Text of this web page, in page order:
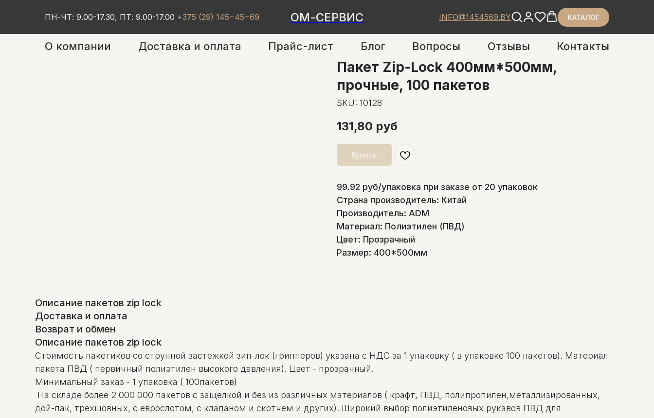
ПН-ЧТ: 9.00-17.30, ПТ: 9.00-17.00 +375 (29) 145−45−69 ОМ-СЕРВИС INFO@1454569.BY КАТАЛОГ
О компании Доставка и оплата Прайс-лист Блог Вопросы Отзывы Контакты
Пакет Zip-Lock 400мм*500мм,
прочные, 100 пакетов
SKU: 10128
131,80 руб
Купить
99.92 руб/упаковка при заказе от 20 упаковок
Страна производитель: Китай
Производитель: ADM
Материал: Полиэтилен (ПВД)
Цвет: Прозрачный
Размер: 400*500мм
Описание пакетов zip lock
Доставка и оплата
Возврат и обмен
Описание пакетов zip lock
Стоимость пакетиков со струнной застежкой зип-лок (грипперов) указана с НДС за 1 упаковку ( в упаковке 100 пакетов). Материал
пакета ПВД ( первичный полиэтилен высокого давления). Цвет - прозрачный.
Минимальный заказ - 1 упаковка ( 100пакетов)
На складе более 2 000 000 пакетов с защелкой и без из различных материалов ( крафт, ПВД, полипропилен,металлизированных,
дой-пак, трехшовных, с еврослотом, с клапаном и скотчем и других). Широкий выбор полиэтиленовых рукавов ПВД для